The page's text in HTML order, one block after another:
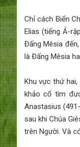
Chỉ cách Biển
Elias (tiếng Ả-
Đấng Mêsia
là Đấng Mêsia
Khu vực thứ
khảo cổ tìm
Anastasius
sau khi Chúa
trên Người. Và